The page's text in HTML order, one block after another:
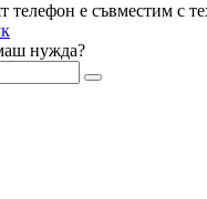
телефон е съвместим с
нужда?